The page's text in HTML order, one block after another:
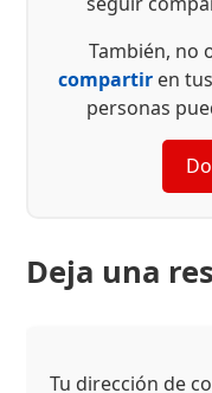
También, no
compartir en
personas
Deja una
Tu dirección de